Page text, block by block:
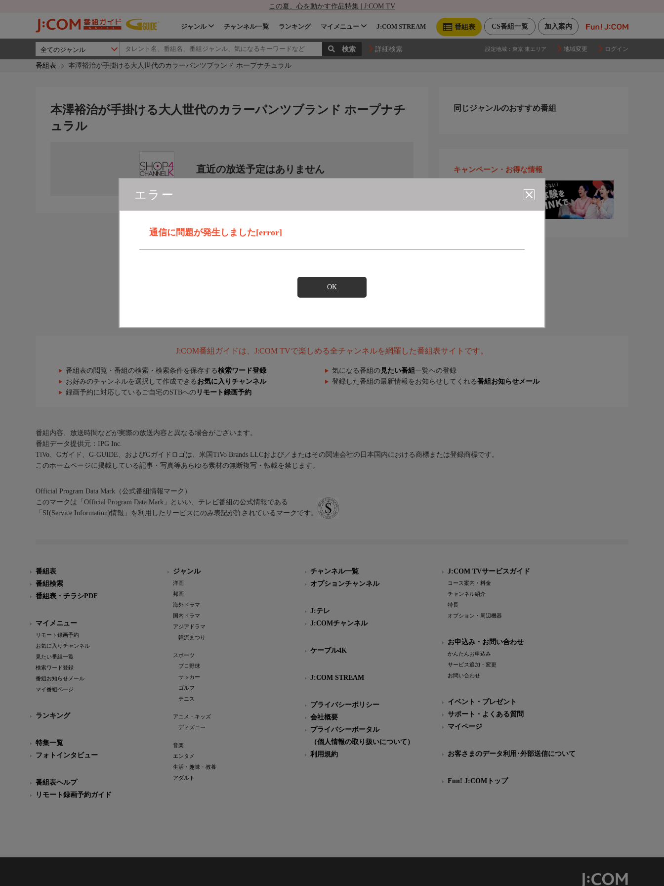
この夏、心を動かす作品特集 | J:COM TV
加入案内
CS番組一覧
番組表
ジャンル チャンネル一覧 ランキング マイメニュー J:COM STREAM
詳細検索 設定地域： 東京 東エリア 地域変更 ログイン
番組表 本澤裕治が手掛ける大人世代のカラーパンツブランド ホープナチュラル
エラー
通信に問題が発生しました[error]
OK
本澤裕治が手掛ける大人世代のカラーパンツブランド ホープナチ
ュラル
直近の放送予定はありません
同じジャンルのおすすめ番組
キャンペーン・お得な情報
J:COM番組ガイドは、J:COM TVで楽しめる全チャンネルを網羅した番組表サイトです。
番組表の閲覧・番組の検索・検索条件を保存する検索ワード登録 気になる番組の 見たい番組 一覧への登録
お好みのチャンネルを選択して作成できる お気に入りチャンネル 登録した番組の最新情報をお知らせしてくれる番組お知らせメール
録画予約に対応しているご自宅のSTBへの リモート録画予約
番組内容、放送時間などが実際の放送内容と異なる場合がございます。
番組データ提供元：IPG Inc.
TiVo、Gガイド、G-GUIDE、およびGガイドロゴは、米国TiVo Brands LLCおよび／またはその関連会社の日本国内における商標または登録商標です。
このホームページに掲載している記事・写真等あらゆる素材の無断複写・転載を禁じます。
Official Program Data Mark（公式番組情報マーク）
このマークは「Official Program Data Mark」といい、テレビ番組の公式情報である
「SI(Service Information)情報」を利用したサービスにのみ表記が許されているマークです。
番組表
番組検索
番組表・チラシPDF
マイメニュー
リモート録画予約
お気に入りチャンネル
見たい番組一覧
検索ワード登録
番組お知らせメール
マイ番組ページ
ランキング
特集一覧
フォトインタビュー
番組表ヘルプ
リモート録画予約ガイド
ジャンル
洋画
邦画
海外ドラマ
国内ドラマ
アジアドラマ
韓流まつり
スポーツ
プロ野球
サッカー
ゴルフ
テニス
アニメ・キッズ
ディズニー
音楽
エンタメ
生活・趣味・教養
アダルト
チャンネル一覧
オプションチャンネル
J:テレ
J:COMチャンネル
ケーブル4K
J:COM STREAM
プライバシーポリシー
会社概要
プライバシーポータル
（個人情報の取り扱いについて）
利用規約
J:COM TVサービスガイド
コース案内・料金
チャンネル紹介
特長
オプション・周辺機器
お申込み・お問い合わせ
かんたんお申込み
サービス追加・変更
お問い合わせ
イベント・プレゼント
サポート・よくある質問
マイページ
お客さまのデータ利用･外部送信について
Fun! J:COMトップ